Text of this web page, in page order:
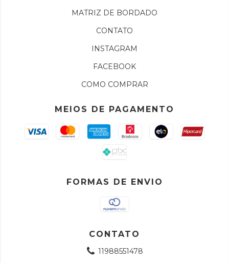
MATRIZ DE BORDADO
CONTATO
INSTAGRAM
FACEBOOK
COMO COMPRAR
MEIOS DE PAGAMENTO
FORMAS DE ENVIO
CONTATO
11988551478